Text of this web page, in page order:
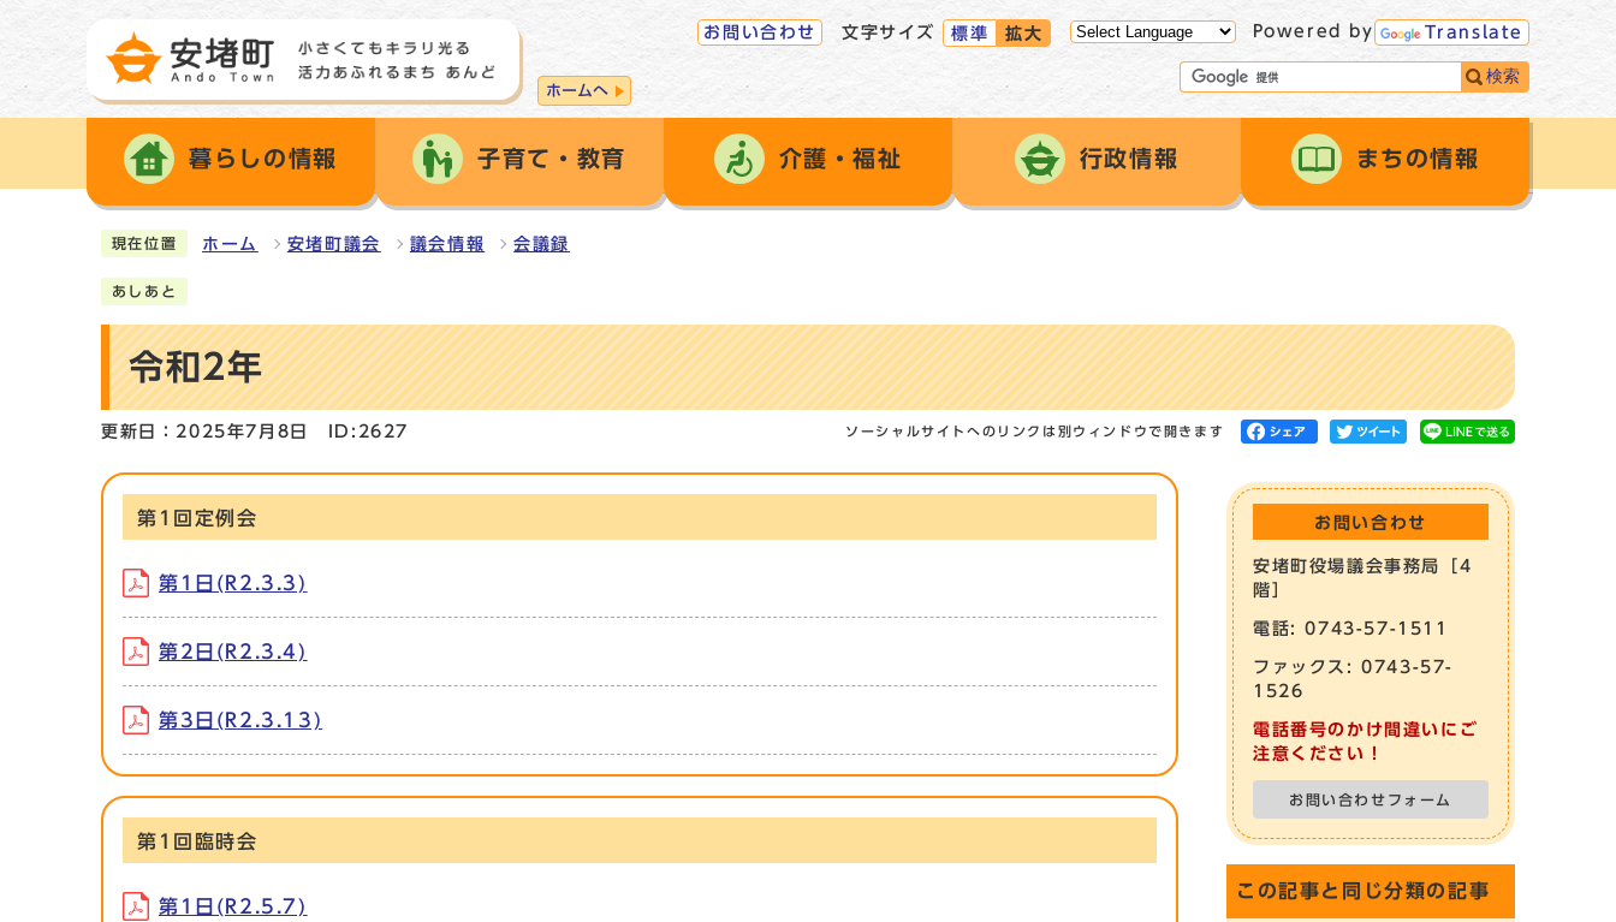
ホームへ
お問い合わせ 文字サイズ 標準 拡大 Powered by Translate
検索
暮らしの情報 子育て・教育 介護・福祉 行政情報 まちの情報
現在位置 ホーム 安堵町議会 議会情報 会議録
あしあと
令和2年
更新日：2025年7月8日 ID:2627 ソーシャルサイトへのリンクは別ウィンドウで開きます
第1回定例会
第1日(R2.3.3)
第2日(R2.3.4)
第3日(R2.3.13)
第1回臨時会
第1日(R2.5.7)
お問い合わせ
安堵町役場議会事務局［4
階］
電話: 0743-57-1511
ファックス: 0743-57-
1526
電話番号のかけ間違いにご
注意ください！
お問い合わせフォーム
この記事と同じ分類の記事